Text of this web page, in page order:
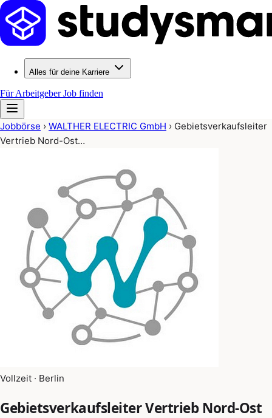
Alles für deine Karriere
Für ArbeitgeberJob finden
Jobbörse › WALTHER ELECTRIC GmbH › Gebietsverkaufsleiter
Vertrieb Nord-Ost…
Vollzeit · Berlin
Gebietsverkaufsleiter Vertrieb Nord-Ost